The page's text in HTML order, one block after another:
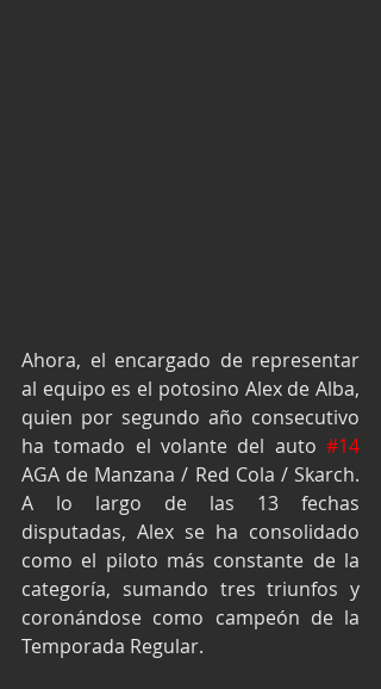
Ahora, el encargado de representar
al equipo es el potosino Alex de Alba,
quien por segundo año consecutivo
ha tomado el volante del auto #14
AGA de Manzana / Red Cola / Skarch.
A lo largo de las 13 fechas
disputadas, Alex se ha consolidado
como el piloto más constante de la
categoría, sumando tres triunfos y
coronándose como campeón de la
Temporada Regular.